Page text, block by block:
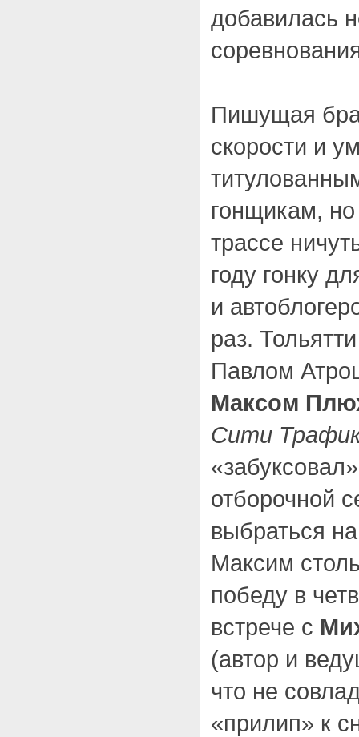
добавилась
Пишущая
скорости и
гонщикам,
трассе
году гонку
и
раз.
Павлом
Максом
Сити
отборочной
выбраться
Максим
победу в
встрече с
(автор и
что не
«прилип» к